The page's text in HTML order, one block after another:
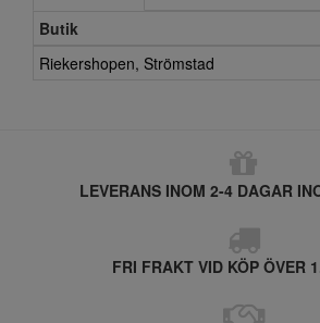
Butik
Riekershopen, Strömstad
LEVERANS INOM 2-4 DAGAR
FRI FRAKT VID KÖP ÖVER